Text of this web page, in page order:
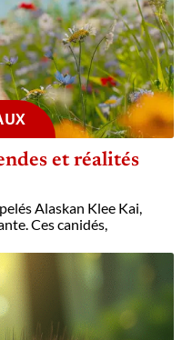
et réalités
Alaskan Klee Kai,
Ces canidés,